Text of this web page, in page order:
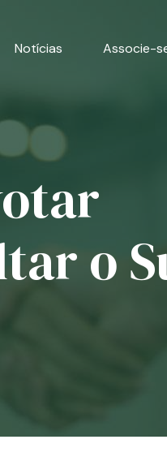
Notícias Associe-
o